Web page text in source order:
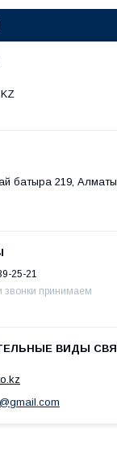
батыра 219, Алматы,
25-21
звонки принимаем